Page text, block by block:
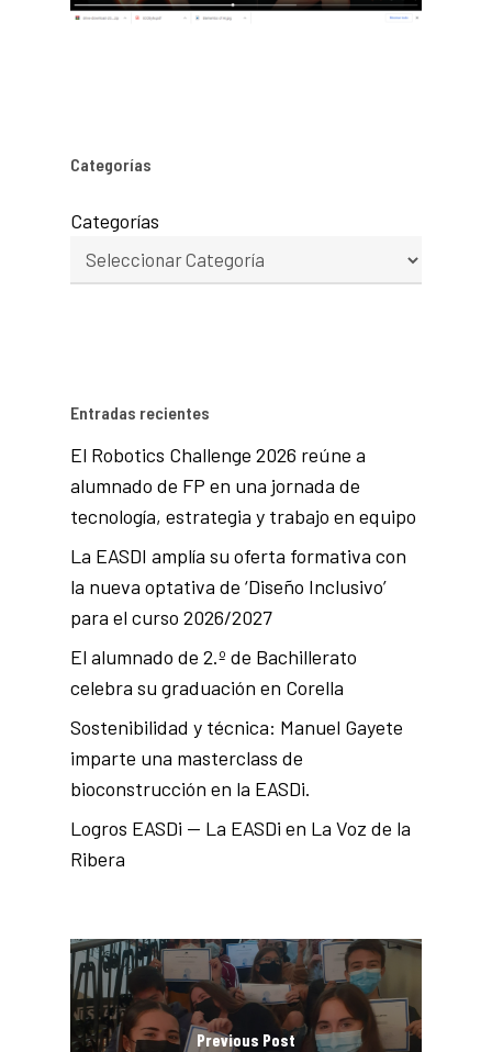
Categorías
Categorías
Entradas recientes
El Robotics Challenge 2026 reúne a
alumnado de FP en una jornada de
tecnología, estrategia y trabajo en equipo
La EASDI amplía su oferta formativa con
la nueva optativa de ‘Diseño Inclusivo’
para el curso 2026/2027
El alumnado de 2.º de Bachillerato
celebra su graduación en Corella
Sostenibilidad y técnica: Manuel Gayete
imparte una masterclass de
bioconstrucción en la EASDi.
Logros EASDi — La EASDi en La Voz de la
Ribera
Previous Post